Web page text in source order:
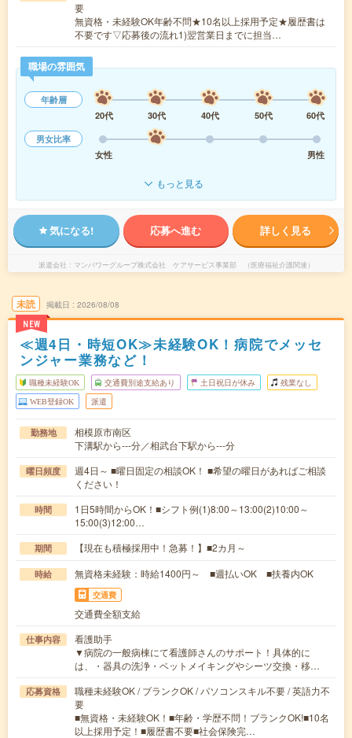
要
無資格・未経験OK年齢不問★10名以上採用予定★履歴書は
不要です▽応募後の流れ1)翌営業日までに担当…
職場の雰囲気
年齢層
20代
30代 40代 50代
60代
男女比率
女性
男性
もっと見る
気になる! 応募へ進む 詳しく見る
派遣会社 マンパワーグループ株式会社 ケアサービス事業部 （医療福祉介護関連）
未読
NEW
掲載日 2026/08/08
≪週4日・時短OK≫未経験OK！病院でメッセ
ンジャー業務など！
職種未経験OK 交通費別途支給あり 土日祝日が休み 残業なし
WEB登録OK 派遣
勤務地
相模原市南区
下溝駅から---分／相武台下駅から---分
曜日頻度
週4日～ ■曜日固定の相談OK！ ■希望の曜日があればご相談
ください！
時間
1日5時間からOK！■シフト例(1)8:00～13:00(2)10:00～
15:00(3)12:00…
期間 【現在も積極採用中！急募！】■2カ月～
時給 無資格未経験：時給1400円～ ■週払いOK ■扶養内OK
交通費
交通費全額支給
仕事内容
看護助手
▼病院の一般病棟にて看護師さんのサポート！具体的に
は、・器具の洗浄・ベットメイキングやシーツ交換・移…
応募資格
職種未経験OK / ブランクOK / パソコンスキル不要 / 英語力不
要
■無資格・未経験OK！■年齢・学歴不問！ブランクOK!■10名
以上採用予定！■履歴書不要■社会保険完…